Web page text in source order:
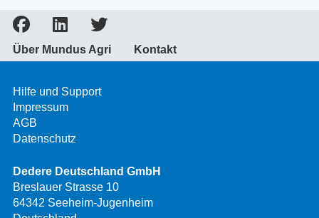
Über Mundus Agri Kontakt
Hilfe und Support
Impressum
AGB
Datenschutz
Dedere Deutschland GmbH
Breslauer Strasse 10
64342 Seeheim-Jugenheim